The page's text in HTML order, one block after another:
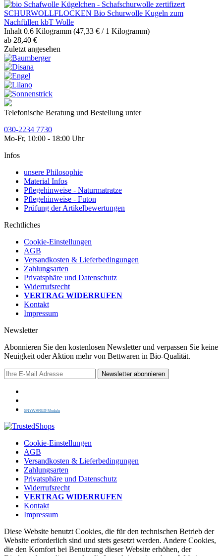
SCHURWOLLFLOCKEN Bio Schurwolle Kugeln zum
Nachfüllen kbT Wolle
Inhalt 0.6 Kilogramm (47,33 € / 1 Kilogramm)
ab 28,40 €
Zuletzt angesehen
Telefonische Beratung und Bestellung unter
030-2234 7730
Mo-Fr, 10:00 - 18:00 Uhr
Infos
unsere Philosophie
Material Infos
Pflegehinweise - Naturmatratze
Pflegehinweise - Futon
Prüfung der Artikelbewertungen
Rechtliches
Cookie-Einstellungen
AGB
Versandkosten & Lieferbedingungen
Zahlungsarten
Privatsphäre und Datenschutz
Widerrufsrecht
VERTRAG WIDERRUFEN
Kontakt
Impressum
Newsletter
Abonnieren Sie den kostenlosen Newsletter und verpassen Sie keine
Neuigkeit oder Aktion mehr von Bettwaren in Bio-Qualität.
Newsletter abonnieren
SNYWARE® Module
Cookie-Einstellungen
AGB
Versandkosten & Lieferbedingungen
Zahlungsarten
Privatsphäre und Datenschutz
Widerrufsrecht
VERTRAG WIDERRUFEN
Kontakt
Impressum
Diese Website benutzt Cookies, die für den technischen Betrieb der
Website erforderlich sind und stets gesetzt werden. Andere Cookies,
die den Komfort bei Benutzung dieser Website erhöhen, der